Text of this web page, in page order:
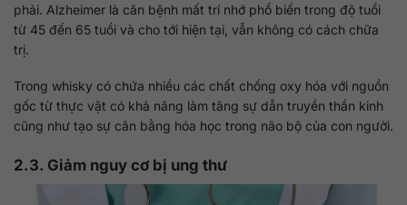
phải. Alzheimer là căn bệnh mất trí nhớ phổ biến trong độ tuổi
từ 45 đến 65 tuổi và cho tới hiện tại, vẫn không có cách chữa
trị.
Trong whisky có chứa nhiều các chất chống oxy hóa với nguồn
gốc từ thực vật có khả năng làm tăng sự dẫn truyền thần kinh
cũng như tạo sự cân bằng hóa học trong não bộ của con người.
2.3. Giảm nguy cơ bị ung thư